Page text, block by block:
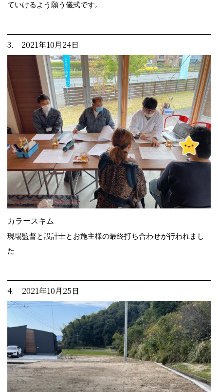
ていけるよう願う儀式です。
3. 2021年10月24日
カラースキム
現場監督と設計士とお施主様の最終打ち合わせが行われまし
た
4. 2021年10月25日